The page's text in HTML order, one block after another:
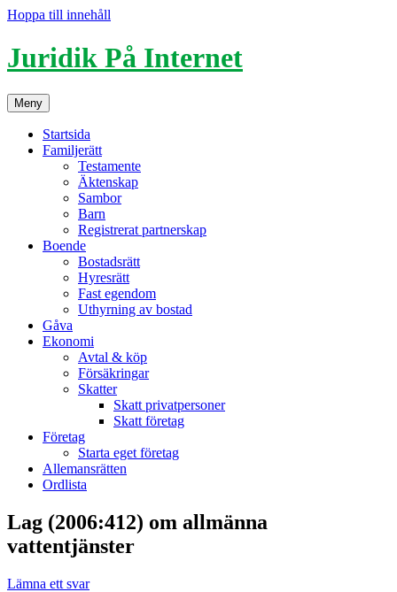
Hoppa till innehåll
Juridik På Internet
Meny
Startsida
Familjerätt
Testamente
Äktenskap
Sambor
Barn
Registrerat partnerskap
Boende
Bostadsrätt
Hyresrätt
Fast egendom
Uthyrning av bostad
Gåva
Ekonomi
Avtal & köp
Försäkringar
Skatter
Skatt privatpersoner
Skatt företag
Företag
Starta eget företag
Allemansrätten
Ordlista
Lag (2006:412) om allmänna
vattentjänster
Lämna ett svar